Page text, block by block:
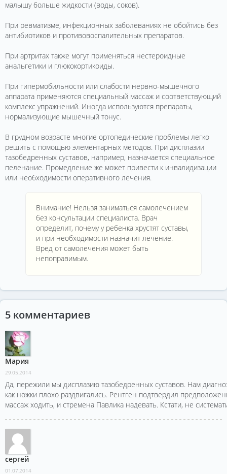
малышу больше жидкости (воды, соков).
При ревматизме, инфекционных заболеваниях не обойтись без
антибиотиков и противовоспалительных препаратов.
При артритах также могут применяться нестероидные
анальгетики и глюкокортикоиды.
При гипермобильности или слабости нервно-мышечного
аппарата применяются специальный массаж и соответствующий
комплекс упражнений. Иногда используются препараты,
нормализующие мышечный тонус.
В грудном возрасте многие ортопедические проблемы легко
решить с помощью элементарных методов. При дисплазии
тазобедренных суставов, например, назначается специальное
пеленание. Промедление же может привести к инвалидизации
или необходимости оперативного лечения.
Внимание! Нельзя заниматься самолечением
без консультации специалиста. Врач
определит, почему у ребенка хрустят суставы,
и при необходимости назначит лечение.
Вред от самолечения может быть
непоправимым.
5 комментариев
Мария
29.05.2014
Да, пережили мы дисплазию тазобедренных суставов. Нам
как ножки плохо раздвигались. Рентген подтвердил
массаж ходить, и стремена Павлика надевать. Кстати, не
сергей
01.07.2014